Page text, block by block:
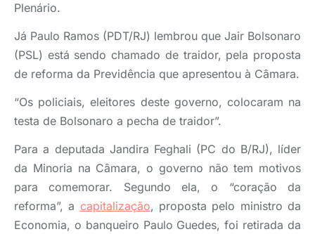
Plenário.
Já Paulo Ramos (PDT/RJ) lembrou que Jair Bolsonaro
(PSL) está sendo chamado de traidor, pela proposta
de reforma da Previdência que apresentou à Câmara.
“Os policiais, eleitores deste governo, colocaram na
testa de Bolsonaro a pecha de traidor”.
Para a deputada Jandira Feghali (PC do B/RJ), líder
da Minoria na Câmara, o governo não tem motivos
para comemorar. Segundo ela, o “coração da
reforma”, a capitalização, proposta pelo ministro da
Economia, o banqueiro Paulo Guedes, foi retirada da